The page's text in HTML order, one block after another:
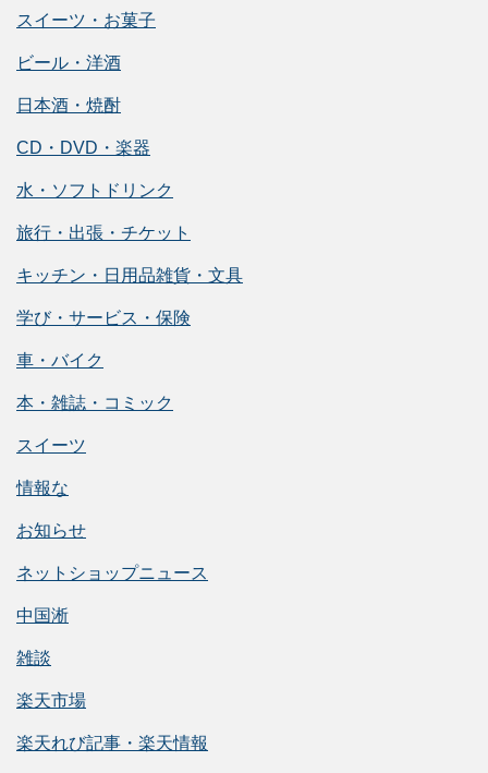
スイーツ・お菓子
ビール・洋酒
日本酒・焼酎
CD・DVD・楽器
水・ソフトドリンク
旅行・出張・チケット
キッチン・日用品雑貨・文具
学び・サービス・保険
車・バイク
本・雑誌・コミック
スイーツ
情報な
お知らせ
ネットショップニュース
中国淅
雑談
楽天市場
楽天れび記事・楽天情報